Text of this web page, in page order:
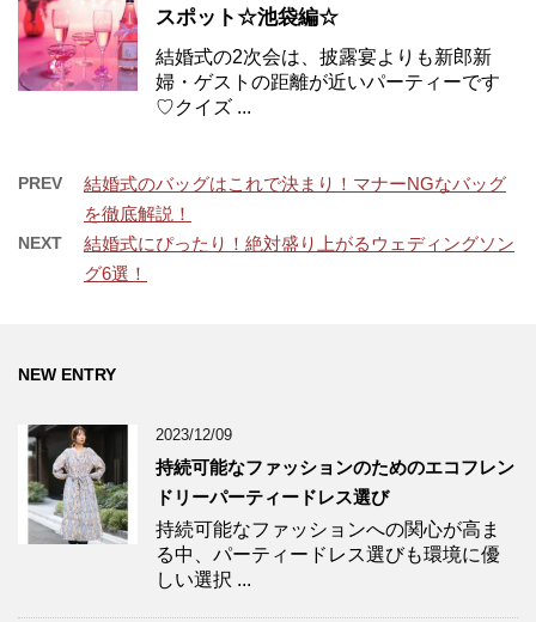
スポット☆池袋編☆
結婚式の2次会は、披露宴よりも新郎新
婦・ゲストの距離が近いパーティーです
♡クイズ ...
PREV
結婚式のバッグはこれで決まり！マナーNGなバッグ
を徹底解説！
NEXT
結婚式にぴったり！絶対盛り上がるウェディングソン
グ6選！
NEW ENTRY
2023/12/09
持続可能なファッションのためのエコフレン
ドリーパーティードレス選び
持続可能なファッションへの関心が高ま
る中、パーティードレス選びも環境に優
しい選択 ...